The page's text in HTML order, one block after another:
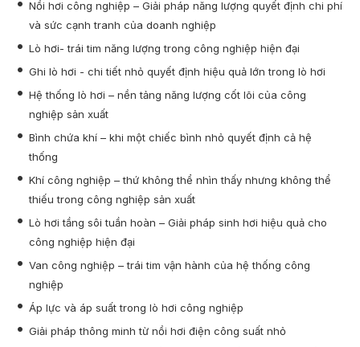
Nồi hơi công nghiệp – Giải pháp năng lượng quyết định chi phí
và sức cạnh tranh của doanh nghiệp
Lò hơi- trái tim năng lượng trong công nghiệp hiện đại
Ghi lò hơi - chi tiết nhỏ quyết định hiệu quả lớn trong lò hơi
Hệ thống lò hơi – nền tảng năng lượng cốt lõi của công
nghiệp sản xuất
Bình chứa khí – khi một chiếc bình nhỏ quyết định cả hệ
thống
Khí công nghiệp – thứ không thể nhìn thấy nhưng không thể
thiếu trong công nghiệp sản xuất
Lò hơi tầng sôi tuần hoàn – Giải pháp sinh hơi hiệu quả cho
công nghiệp hiện đại
Van công nghiệp – trái tim vận hành của hệ thống công
nghiệp
Áp lực và áp suất trong lò hơi công nghiệp
Giải pháp thông minh từ nồi hơi điện công suất nhỏ